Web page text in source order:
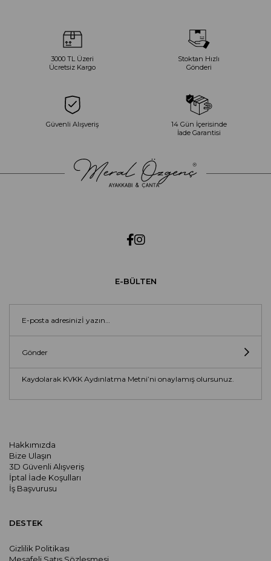
3000 TL Üzeri
Ücretsiz Kargo
Stoktan Hızlı
Gönderi
Güvenli Alışveriş
14 Gün İçerisinde
İade Garantisi
Hakkımızda
Bize Ulaşın
3D Güvenli Alışveriş
İptal İade Koşulları
İş Başvurusu
E-BÜLTEN
Gönder
Kaydolarak KVKK Aydınlatma Metni’ni onaylamış olursunuz.
DESTEK
Gizlilik Politikası